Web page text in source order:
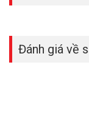
Đánh giá về